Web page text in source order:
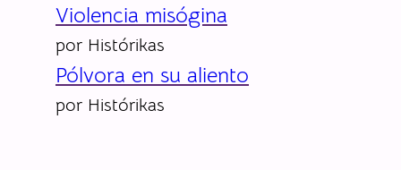
Violencia misógina
por Histórikas
Pólvora en su aliento
por Histórikas